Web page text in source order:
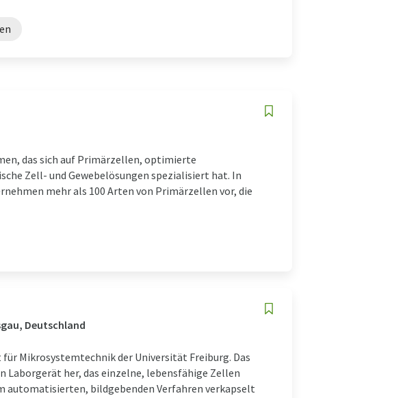
das sich auf Primärzellen, optimierte
Zell- und Gewebelösungen spezialisiert hat. In
mehr als 100 Arten von Primärzellen vor, die
Deutschland
Mikrosystemtechnik der Universität Freiburg. Das
her, das einzelne, lebensfähige Zellen
bildgebenden Verfahren verkapselt